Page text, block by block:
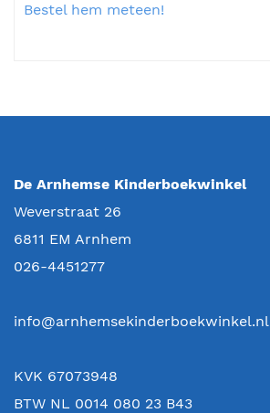
Bestel hem meteen!
De Arnhemse Kinderboekwinkel
Weverstraat 26
6811 EM Arnhem
026-4451277
info@arnhemsekinderboekwinkel.nl
KVK 67073948
BTW NL 0014 080 23 B43